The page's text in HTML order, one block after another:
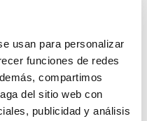
usan para personalizar
funciones de redes
compartimos
del sitio web con
publicidad y análisis
completo